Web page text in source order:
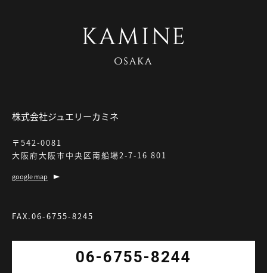
株式会社ジュエリーカミネ
〒542-0081
大阪府大阪市中央区南船場2-7-16 801
google map
FAX.06-6755-8245
06-6755-8244